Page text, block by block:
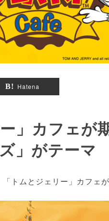
Hatena
」カフェが
」がテーマ
トムとジェリー」カフェが